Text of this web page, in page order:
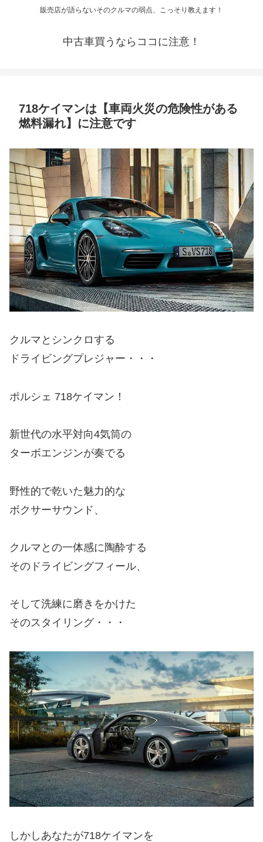
販売店が語らないそのクルマの弱点、こっそり教えます！
中古車買うならココに注意！
718ケイマンは【車両火災の危険性がある
燃料漏れ】に注意です
クルマとシンクロする
ドライビングプレジャー・・・
ポルシェ 718ケイマン！
新世代の水平対向4気筒の
ターボエンジンが奏でる
野性的で乾いた魅力的な
ボクサーサウンド、
クルマとの一体感に陶酔する
そのドライビングフィール、
そして洗練に磨きをかけた
そのスタイリング・・・
しかしあなたが718ケイマンを